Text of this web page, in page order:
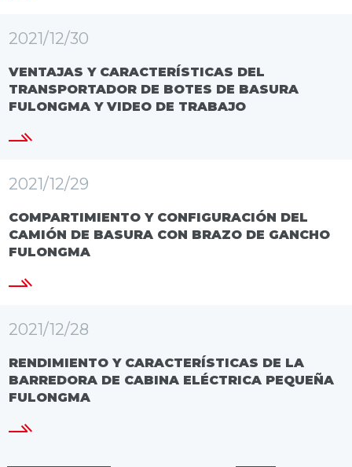
2021/12/30
VENTAJAS Y CARACTERÍSTICAS DEL
TRANSPORTADOR DE BOTES DE BASURA
FULONGMA Y VIDEO DE TRABAJO
2021/12/29
COMPARTIMIENTO Y CONFIGURACIÓN DEL
CAMIÓN DE BASURA CON BRAZO DE GANCHO
FULONGMA
2021/12/28
RENDIMIENTO Y CARACTERÍSTICAS DE LA
BARREDORA DE CABINA ELÉCTRICA PEQUEÑA
FULONGMA